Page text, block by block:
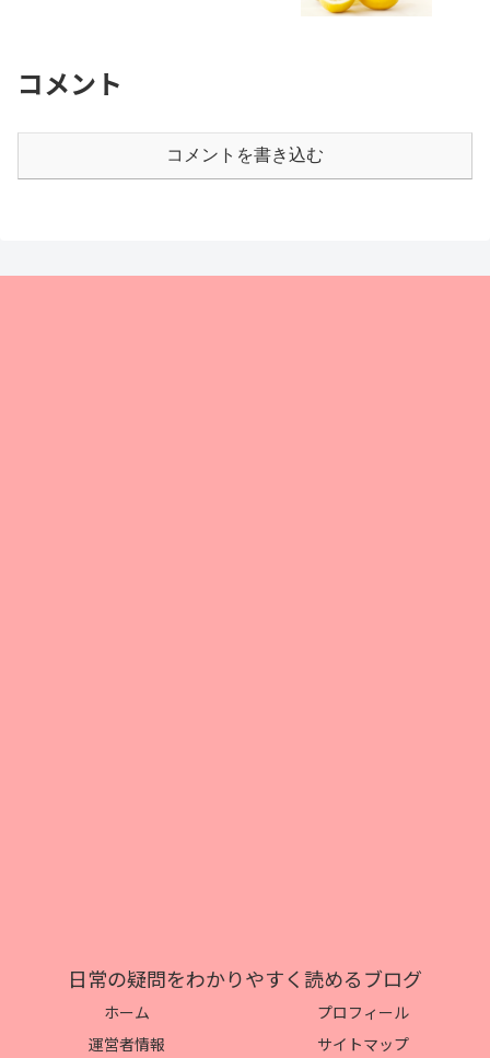
コメント
コメントを書き込む
日常の疑問をわかりやすく読めるブログ
ホーム
プロフィール
運営者情報
サイトマップ